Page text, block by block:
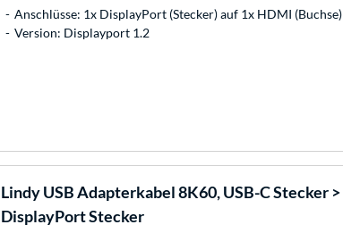
Anschlüsse: 1x DisplayPort (Stecker) auf 1x HDMI (Buchse)
Version: Displayport 1.2
LindyUSB Adapterkabel 8K60, USB-C Stecker >
DisplayPort Stecker